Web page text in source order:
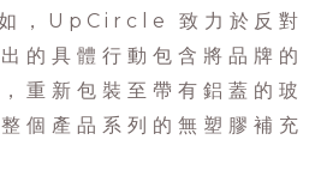
如，UpCircle 致力於反對
的具體行動包含將品牌的
重新包裝至帶有鋁蓋的玻
個產品系列的無塑膠補充